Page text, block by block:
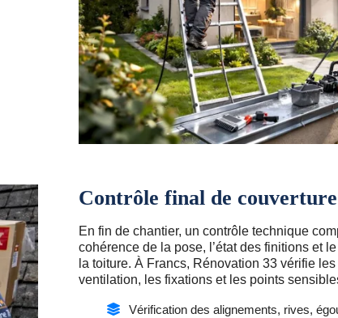
Contrôle final de
En fin de chantier, un contrôle technique
cohérence de la pose, l’état des finitions et
la toiture. À Francs, Rénovation 33 vérifie
ventilation, les fixations et les points
Vérification des alignements, rives,